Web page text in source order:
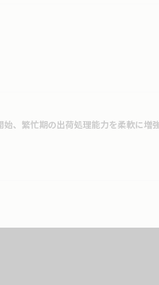
、繁忙期の出荷処理能力を柔軟に増